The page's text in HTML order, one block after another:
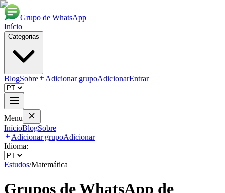
Grupo de WhatsApp
Início
Categorias
BlogSobre Adicionar grupoAdicionarEntrar
Menu
InícioBlogSobre
Adicionar grupoAdicionar
Idioma:
Estudos/Matemática
Grupos de WhatsApp de